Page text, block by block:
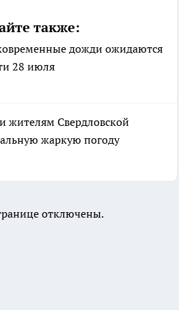
также:
дожди ожидаются
28 июля
жителям Свердловской
жаркую погоду
отключены.